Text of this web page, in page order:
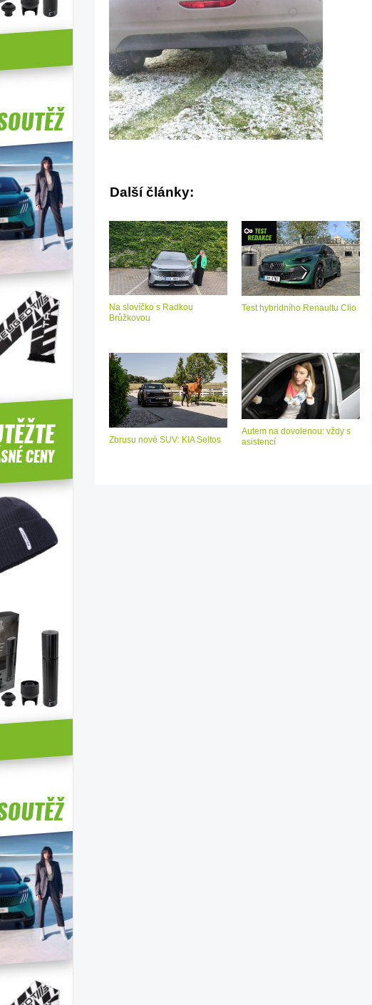
Další články:
Na slovíčko s Radkou
Brůžkovou
Test hybridního Renaultu Clio
Zbrusu nové SUV: KIA Seltos
Autem na dovolenou: vždy s
asistencí